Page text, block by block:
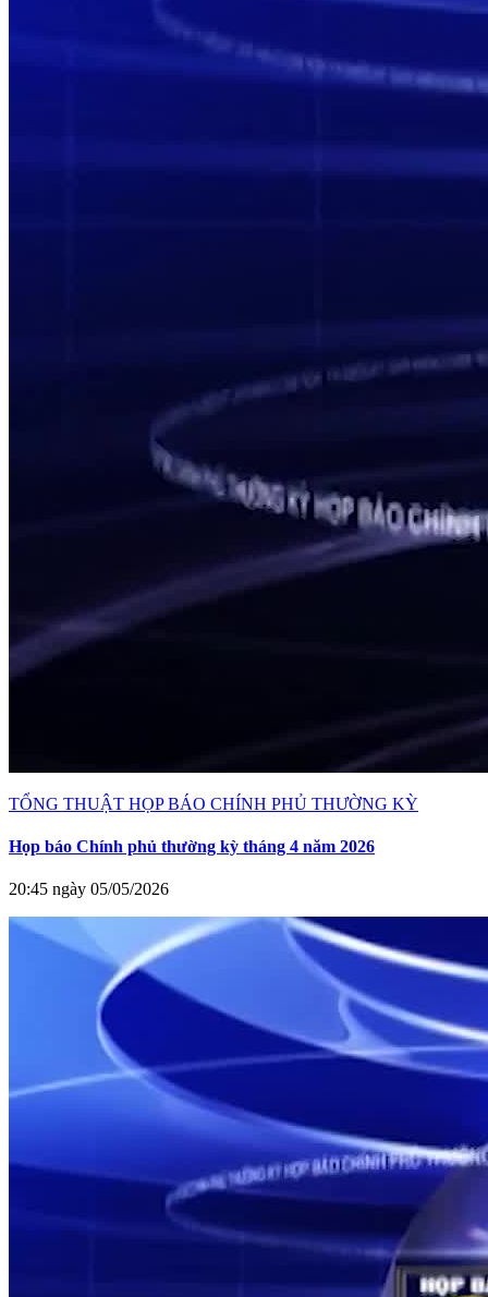
TỔNG THUẬT HỌP BÁO CHÍNH PHỦ THƯỜNG KỲ
Họp báo Chính phủ thường kỳ tháng 4 năm 2026
20:45 ngày 05/05/2026